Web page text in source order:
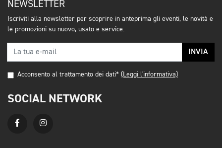
NEWSLETTER
Iscriviti alla newsletter per scoprire in anteprima gli eventi, le novità e
le promozioni su nuovo, usato e service.
INVIA
Acconsento al trattamento dei dati* (Leggi l'informativa)
SOCIAL NETWORK